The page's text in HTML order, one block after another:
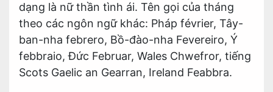
dạng là nữ thần tình ái. Tên gọi của tháng
theo các ngôn ngữ khác: Pháp février, Tây-
ban-nha febrero, Bồ-đào-nha Fevereiro, Ý
febbraio, Đức Februar, Wales Chwefror, tiếng
Scots Gaelic an Gearran, Ireland Feabbra.